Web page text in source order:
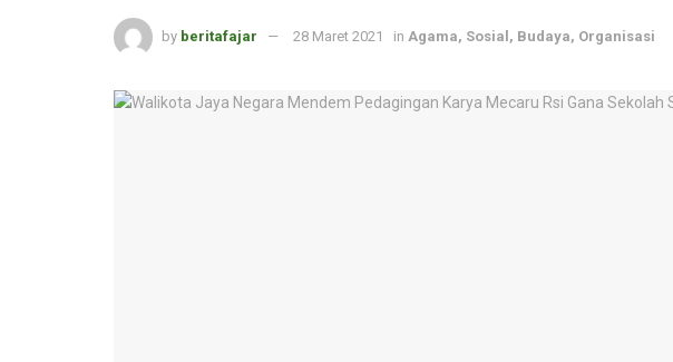
by beritafajar 28 Maret 2021 in Agama, Sosial, Budaya, Organisasi